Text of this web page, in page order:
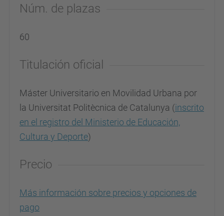
Núm. de plazas
60
Titulación oficial
Máster Universitario en Movilidad Urbana por
la Universitat Politècnica de Catalunya (inscrito
en el registro del Ministerio de Educación,
Cultura y Deporte)
Precio
Más información sobre precios y opciones de
pago